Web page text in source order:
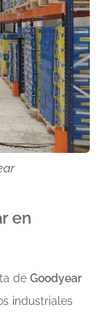
en
de Goodyear
industriales